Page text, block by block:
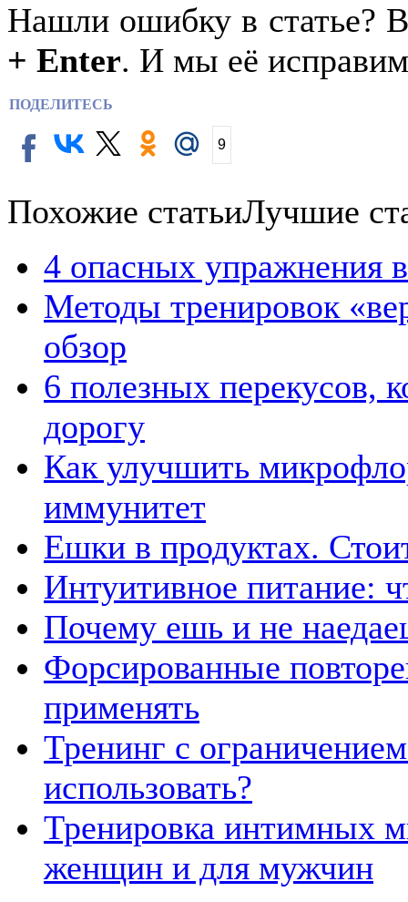
Нашли ошибку в статье?
+ Enter. И мы её
ПОДЕЛИТЕСЬ
9
Похожие статьиЛучшие
4 опасных упражнения
Методы тренировок
обзор
6 полезных перекусов,
дорогу
Как улучшить
иммунитет
Ешки в продуктах.
Интуитивное питание:
Почему ешь и не
Форсированные
применять
Тренинг с
использовать?
Тренировка интимных
женщин и для мужчин